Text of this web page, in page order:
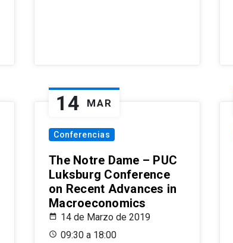
14 MAR
Conferencias
The Notre Dame – PUC
Luksburg Conference
on Recent Advances in
Macroeconomics
14 de Marzo de 2019
09:30 a 18:00